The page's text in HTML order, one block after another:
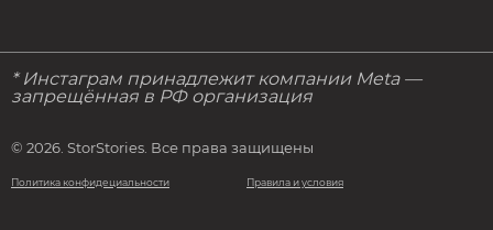
* Инстаграм принадлежит компании Meta —
запрещённая в РФ организация
© 2026. StorStories. Все права защищены
Политика конфидециальности Правила и условия